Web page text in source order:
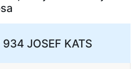
934 JOSEF KATS